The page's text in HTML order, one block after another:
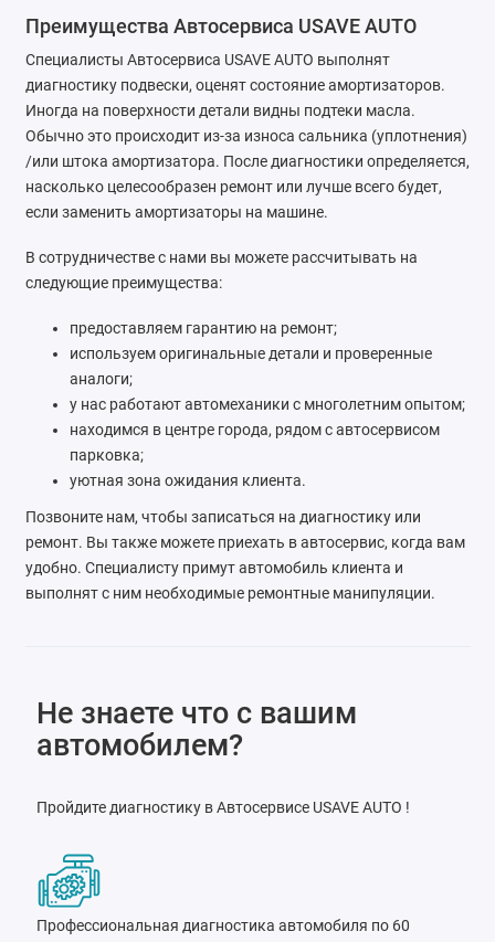
Преимущества Автосервиса USAVE AUTO
Специалисты Автосервиса USAVE AUTO выполнят
диагностику подвески, оценят состояние амортизаторов.
Иногда на поверхности детали видны подтеки масла.
Обычно это происходит из-за износа сальника (уплотнения)
/или штока амортизатора. После диагностики определяется,
насколько целесообразен ремонт или лучше всего будет,
если заменить амортизаторы на машине.
В сотрудничестве с нами вы можете рассчитывать на
следующие преимущества:
предоставляем гарантию на ремонт;
используем оригинальные детали и проверенные
аналоги;
у нас работают автомеханики с многолетним опытом;
находимся в центре города, рядом с автосервисом
парковка;
уютная зона ожидания клиента.
Позвоните нам, чтобы записаться на диагностику или
ремонт. Вы также можете приехать в автосервис, когда вам
удобно. Специалисту примут автомобиль клиента и
выполнят с ним необходимые ремонтные манипуляции.
Не знаете что с вашим
автомобилем?
Пройдите диагностику в Автосервисе USAVE AUTO !
Профессиональная диагностика автомобиля по 60